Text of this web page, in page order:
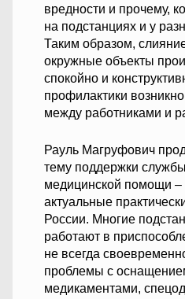
вредности и прочему,
на подстанциях и у
Таким образом,
окружные объекты
спокойно и
профилактики
между работниками и
Рауль Магруфович
тему поддержки
медицинской помощи –
актуальные
России. Многие
работают в
не всегда
проблемы с
медикаментами,